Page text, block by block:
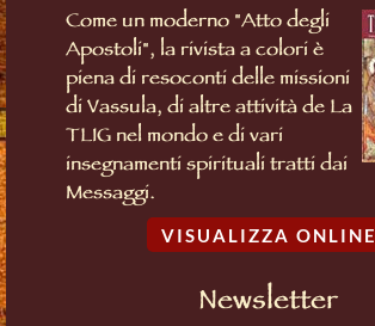
Come un moderno "Atto degli
Apostoli", la rivista a colori è
piena di resoconti delle missioni
di Vassula, di altre attività de La
TLIG nel mondo e di vari
insegnamenti spirituali tratti dai
Messaggi.
VISUALIZZA ONLINE
Newsletter